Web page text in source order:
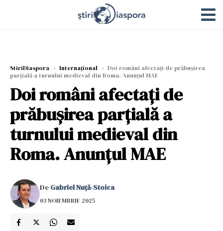
StiriDiaspora › Internațional › Doi români afectați de prăbușirea
parțială a turnului medieval din Roma. Anunțul MAE
Doi români afectați de
prăbușirea parțială a
turnului medieval din
Roma. Anunțul MAE
De Gabriel Nuță-Stoica
03 NOIEMBRIE 2025